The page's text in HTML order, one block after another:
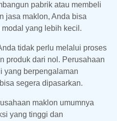
pabrik atau membeli
jasa maklon, Anda bisa
yang lebih kecil.
tidak perlu melalui proses
produk dari nol. Perusahaan
yang berpengalaman
segera dipasarkan.
maklon umumnya
yang tinggi dan